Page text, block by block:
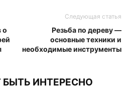
о
Следующая статья
Резьба по дереву —
основные техники и
необходимые инструменты
ИНТЕРЕСНО